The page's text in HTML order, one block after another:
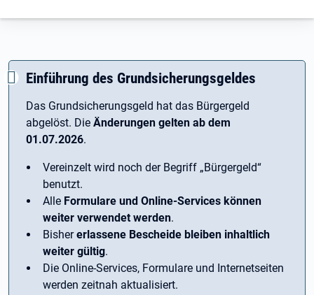
Einführung des Grundsicherungsgeldes
Das Grundsicherungsgeld hat das Bürgergeld
abgelöst. Die Änderungen gelten ab dem
01.07.2026.
Vereinzelt wird noch der Begriff ­„Bürgergeld“
benutzt.
Alle Formulare und Online-Services können
weiter verwendet werden.
Bishererlassene Bescheide bleiben inhaltlich
weiter gültig.
Die Online-Services, Formulare und Internetseiten
werden zeitnah aktualisiert.